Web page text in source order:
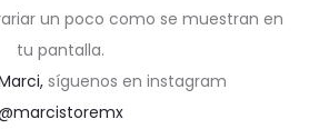
un poco como se muestran en
tu pantalla.
síguenos en instagram